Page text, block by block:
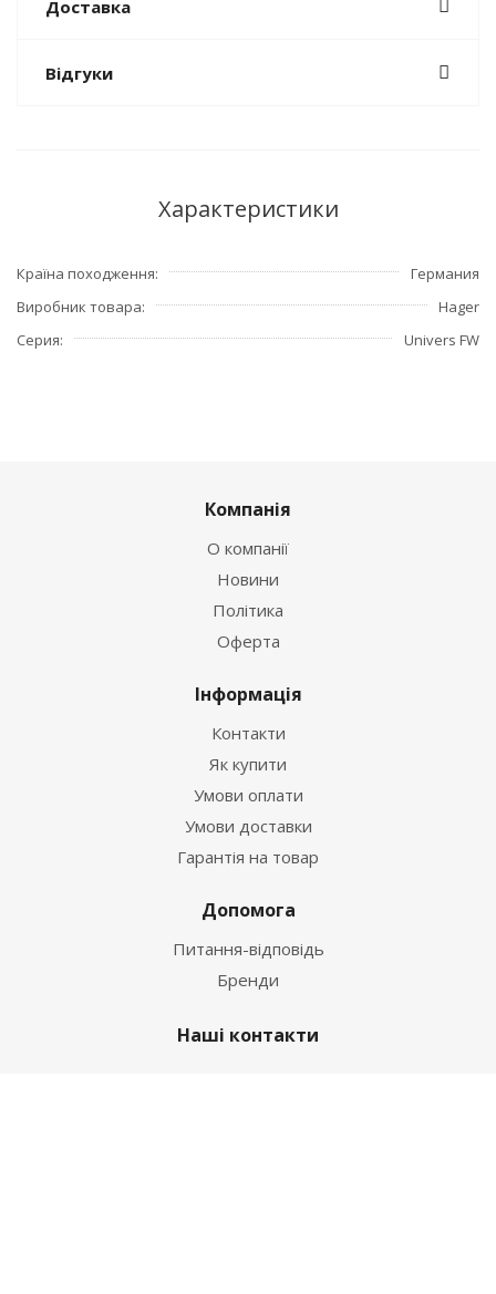
Доставка
Відгуки
Характеристики
Країна походження
Германия
Виробник товара
Hager
Серия
Univers FW
Компанія
О компанії
Новини
Політика
Оферта
Інформація
Контакти
Як купити
Умови оплати
Умови доставки
Гарантія на товар
Допомога
Питання-відповідь
Бренди
Наші контакти